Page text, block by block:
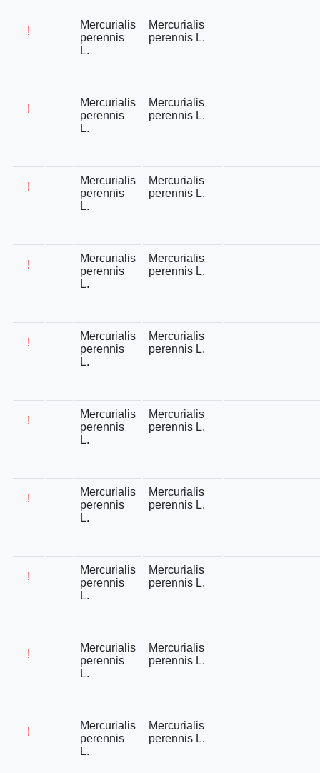
!
Mercurialis
perennis
L.
Mercurialis
perennis L.
!
Mercurialis
perennis
L.
Mercurialis
perennis L.
!
Mercurialis
perennis
L.
Mercurialis
perennis L.
!
Mercurialis
perennis
L.
Mercurialis
perennis L.
!
Mercurialis
perennis
L.
Mercurialis
perennis L.
!
Mercurialis
perennis
L.
Mercurialis
perennis L.
!
Mercurialis
perennis
L.
Mercurialis
perennis L.
!
Mercurialis
perennis
L.
Mercurialis
perennis L.
!
Mercurialis
perennis
L.
Mercurialis
perennis L.
!
Mercurialis
perennis
L.
Mercurialis
perennis L.